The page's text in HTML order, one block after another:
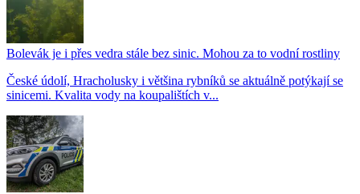
Bolevák je i přes vedra stále bez sinic. Mohou za to vodní rostliny
České údolí, Hracholusky i většina rybníků se aktuálně potýkají se
sinicemi. Kvalita vody na koupalištích v...